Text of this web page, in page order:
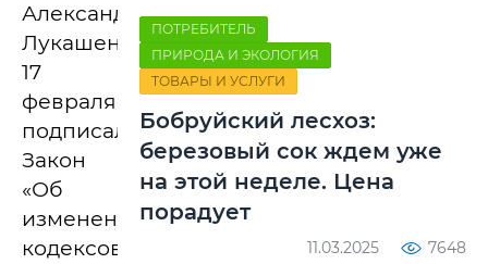
Александр
Лукашенко
17
февраля
подписал
Закон
«Об
изменении
кодексов
ПОТРЕБИТЕЛЬ
ПРИРОДА И ЭКОЛОГИЯ
ТОВАРЫ И УСЛУГИ
Бобруйский лесхоз:
березовый сок ждем уже
на этой неделе. Цена
порадует
11.03.2025 7648